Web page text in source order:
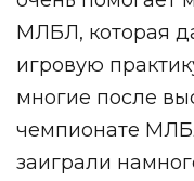
МЛБЛ, которая
игровую
многие после
чемпионате
заиграли